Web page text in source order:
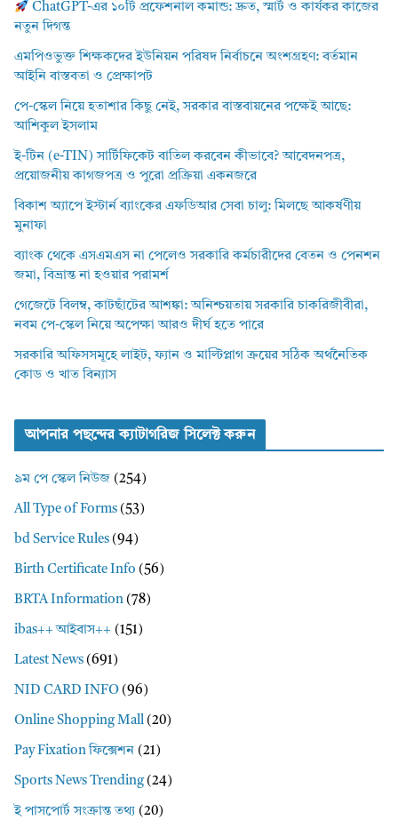
ChatGPT-এর ১০টি প্রফেশনাল কমান্ড: দ্রুত, স্মার্ট ও কার্যকর কাজের
নতুন দিগন্ত
এমপিওভুক্ত শিক্ষকদের ইউনিয়ন পরিষদ নির্বাচনে অংশগ্রহণ: বর্তমান
আইনি বাস্তবতা ও প্রেক্ষাপট
পে-স্কেল নিয়ে হতাশার কিছু নেই, সরকার বাস্তবায়নের পক্ষেই আছে:
আশিকুল ইসলাম
ই-টিন (e-TIN) সার্টিফিকেট বাতিল করবেন কীভাবে? আবেদনপত্র,
প্রয়োজনীয় কাগজপত্র ও পুরো প্রক্রিয়া একনজরে
বিকাশ অ্যাপে ইস্টার্ন ব্যাংকের এফডিআর সেবা চালু: মিলছে আকর্ষণীয়
মুনাফা
ব্যাংক থেকে এসএমএস না পেলেও সরকারি কর্মচারীদের বেতন ও পেনশন
জমা, বিভ্রান্ত না হওয়ার পরামর্শ
গেজেটে বিলম্ব, কাটছাঁটের আশঙ্কা: অনিশ্চয়তায় সরকারি চাকরিজীবীরা,
নবম পে-স্কেল নিয়ে অপেক্ষা আরও দীর্ঘ হতে পারে
সরকারি অফিসসমূহে লাইট, ফ্যান ও মাল্টিপ্লাগ ক্রয়ের সঠিক অর্থনৈতিক
কোড ও খাত বিন্যাস
আপনার পছন্দের ক্যাটাগরিজ সিলেক্ট করুন
৯ম পে স্কেল নিউজ (254)
All Type of Forms (53)
bd Service Rules (94)
Birth Certificate Info (56)
BRTA Information (78)
ibas++ আইবাস++ (151)
Latest News (691)
NID CARD INFO (96)
Online Shopping Mall (20)
Pay Fixation ফিক্সেশন (21)
Sports News Trending(24)
ই পাসপোর্ট সংক্রান্ত তথ্য (20)